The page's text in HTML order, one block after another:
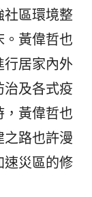
區環境整
。黃偉哲也
居家內外
治及各式疫
黃偉哲也
之路也許漫
速災區的修